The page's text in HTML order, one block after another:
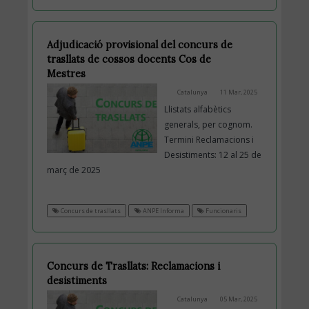
Adjudicació provisional del concurs de
trasllats de cossos docents Cos de
Mestres
Catalunya 11 Mar, 2025
Llistats alfabètics
generals, per cognom.
Termini Reclamacions i
Desistiments: 12 al 25 de
març de 2025
Concurs de trasllats ANPE Informa Funcionaris
Concurs de Trasllats: Reclamacions i
desistiments
Catalunya 05 Mar, 2025